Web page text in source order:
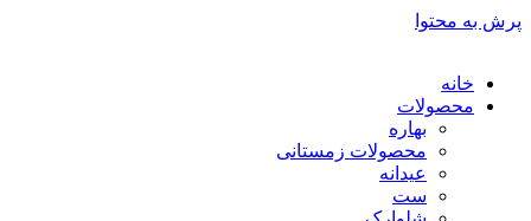
پرش به محتوا
خانه
محصولات
بهاره
محصولات زمستانی
عیدانه
ست